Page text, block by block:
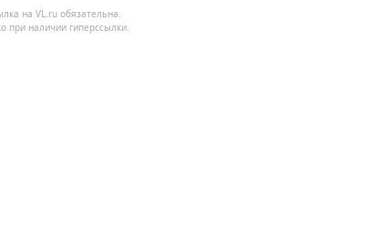
на VL.ru обязательна.
при наличии гиперссылки.